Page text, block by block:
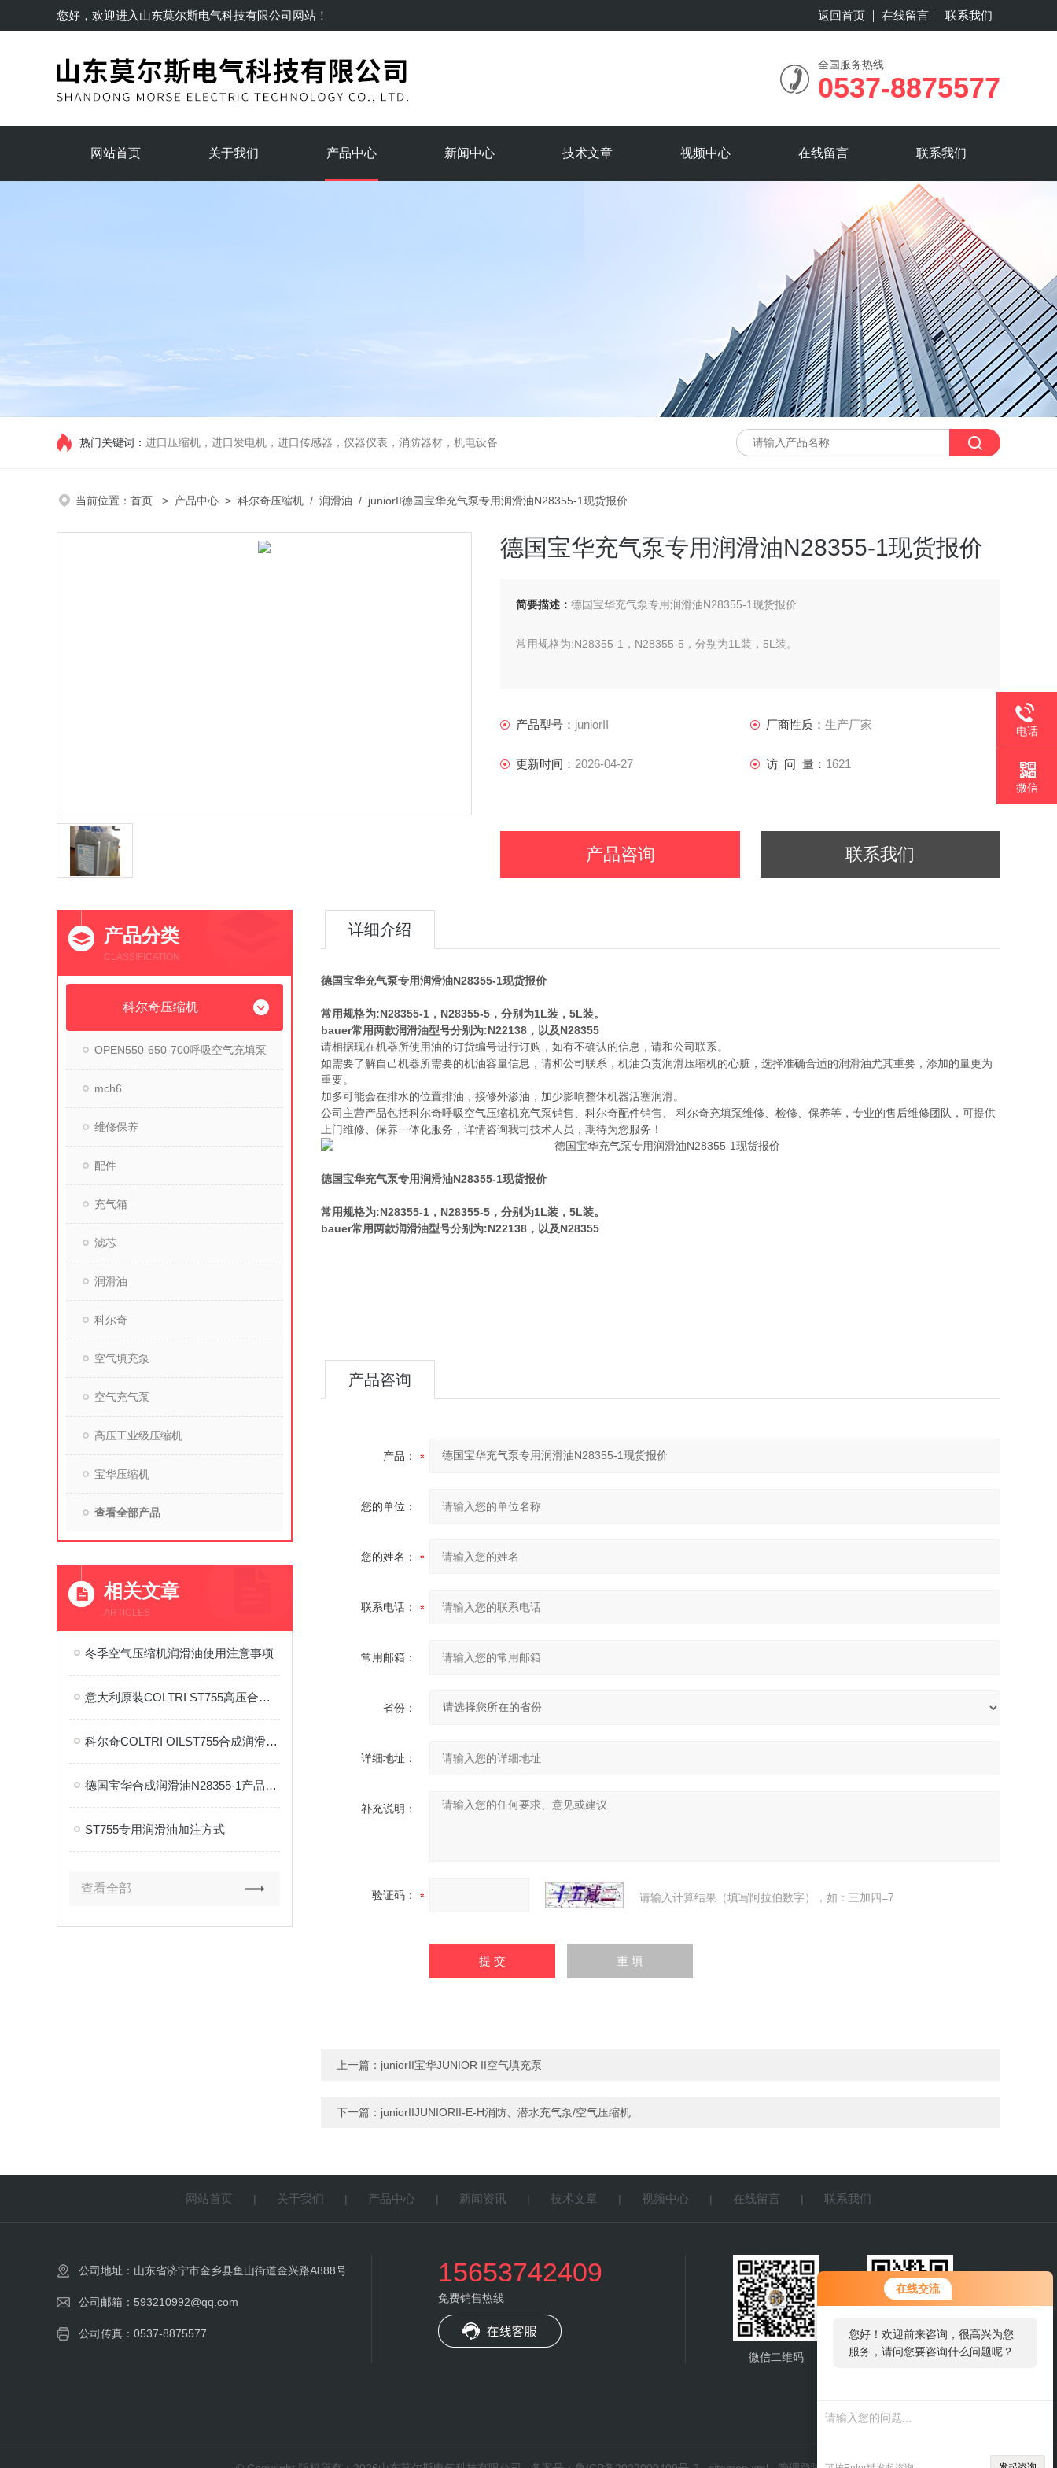
在线交流
您好！欢迎前来咨询，很高兴为您
服务，请问您要咨询什么问题呢？
了需求产品，您可以直接在线与我
联系！
您好，欢迎进入 山东莫尔斯电气科技有限公司网站！ 返回首页 在线留言 联系我们
全国服务热线
0537-8875577
网站首页 关于我们 产品中心 新闻中心 技术文章 视频中心 在线留言 联系我们
热门关键词： 进口压缩机，进口发电机，进口传感器，仪器仪表，消防器材，机电设备
当前位置： 首页 > 产品中心 > 科尔奇压缩机 / 润滑油 / juniorII德国宝华充气泵专用润滑油N28355-1现货报价
德国宝华充气泵专用润滑油N28355-1现货报价
简要描述： 德国宝华充气泵专用润滑油N28355-1现货报价
常用规格为:N28355-1，N28355-5，分别为1L装，5L装。
产品型号： juniorII 厂商性质： 生产厂家
更新时间： 2026-04-27 访 问 量： 1621
产品咨询 联系我们
产品分类
CLASSIFICATION
科尔奇压缩机
OPEN550-650-700呼吸空气充填泵
mch6
维修保养
配件
充气箱
滤芯
润滑油
科尔奇
空气填充泵
空气充气泵
高压工业级压缩机
宝华压缩机
查看全部产品
相关文章
ARTICLES
冬季空气压缩机润滑油使用注意事项
意大利原装COLTRI ST755高压合成润滑油（食品级）
科尔奇COLTRI OILST755合成润滑油添加事项
德国宝华合成润滑油N28355-1产品介绍
ST755专用润滑油加注方式
查看全部
详细介绍
德国宝华充气泵专用润滑油N28355-1现货报价
常用规格为:N28355-1，N28355-5，分别为1L装，5L装。
bauer常用两款润滑油型号分别为:N22138，以及N28355
请相据现在机器所使用油的订货编号进行订购，如有不确认的信息，请和公司联系。
如需要了解自己机器所需要的机油容量信息，请和公司联系，机油负责润滑压缩机的心脏，选择准确合适的润滑油尤其重要，添加的量更为
重要。
加多可能会在排水的位置排油，接修外渗油，加少影响整休机器活塞润滑。
公司主营产品包括科尔奇呼吸空气压缩机充气泵销售、科尔奇配件销售、 科尔奇充填泵维修、检修、保养等，专业的售后维修团队，可提供
上门维修、保养一体化服务，详情咨询我司技术人员，期待为您服务！
德国宝华充气泵专用润滑油N28355-1现货报价
常用规格为:N28355-1，N28355-5，分别为1L装，5L装。
bauer常用两款润滑油型号分别为:N22138，以及N28355
产品咨询
产品：
您的单位：
您的姓名：
联系电话：
常用邮箱：
省份：
详细地址：
补充说明：
验证码： 请输入计算结果（填写阿拉伯数字），如：三加四=7
上一篇： juniorII宝华JUNIOR II空气填充泵
下一篇： juniorIIJUNIORII-E-H消防、潜水充气泵/空气压缩机
网站首页 | 关于我们 | 产品中心 | 新闻资讯 | 技术文章 | 视频中心 | 在线留言 | 联系我们
公司地址：山东省济宁市金乡县鱼山街道金兴路A888号
公司邮箱：593210992@qq.com
公司传真：0537-8875577
15653742409
免费销售热线
微信二维码 网站二维码
电话
微信